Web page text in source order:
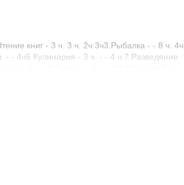
книг - 3 ч. 3 ч. 2ч 3ч3.Рыбалка - - 8 ч. 4ч
- 4ч6.Кулинария - 3 ч. - - 4 ч.7.Разведение